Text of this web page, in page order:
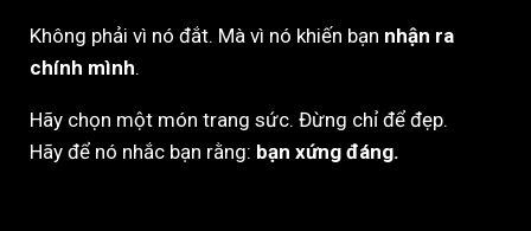
Không phải vì nó đắt. Mà vì nó khiến bạn nhận ra
chính mình.
Hãy chọn một món trang sức. Đừng chỉ để đẹp.
Hãy để nó nhắc bạn rằng: bạn xứng đáng.